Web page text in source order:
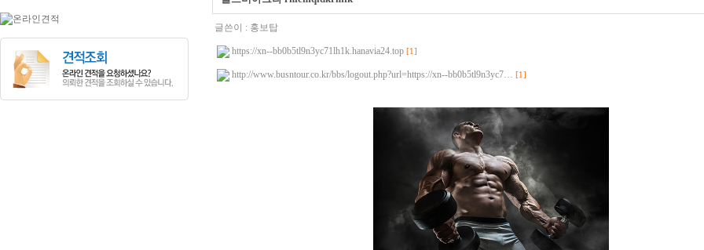
글쓴이 : 홍보탑
https://xn--bb0b5tl9n3yc71lh1k.hanavia24.top [1]
http://www.busntour.co.kr/bbs/logout.php?url=https://xn--bb0b5tl9n3yc7… [1]